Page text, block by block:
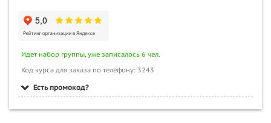
Идет набор группы, уже записалось 6 чел.
Код курса для заказа по телефону: 3243
Есть промокод?